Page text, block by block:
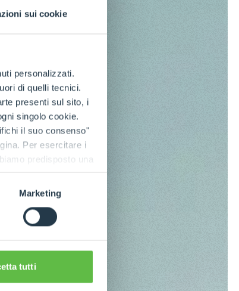
sui cookie
personalizzati.
di quelli tecnici.
presenti sul sito, i
singolo cookie.
il suo consenso"
Per esercitare i
predisposto una
Marketing
tutti